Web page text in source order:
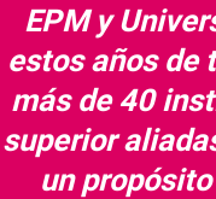
EPM y
estos años de
más de 40
superior
un